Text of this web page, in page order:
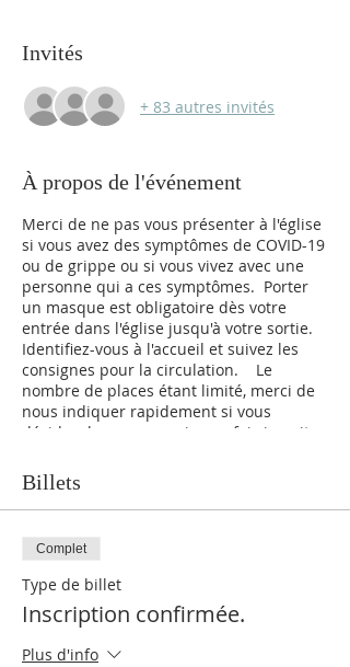
Invités
+ 83 autres invités
À propos de l'événement
Merci de ne pas vous présenter à l'église
si vous avez des symptômes de COVID-19
ou de grippe ou si vous vivez avec une
personne qui a ces symptômes. Porter
un masque est obligatoire dès votre
entrée dans l'église jusqu'à votre sortie.
Identifiez-vous à l'accueil et suivez les
consignes pour la circulation. Le
nombre de places étant limité, merci de
nous indiquer rapidement si vous
décider de ne pas venir une fois inscrit
d'assister à cette messe.
Billets
Complet
Type de billet
Inscription confirmée.
Plus d'info